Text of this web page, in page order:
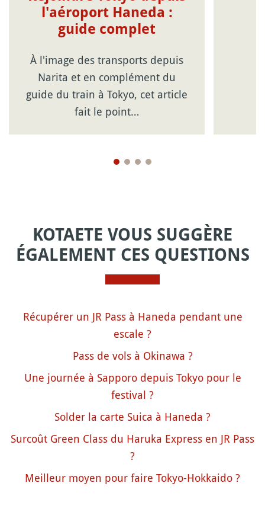
l'aéroport Haneda :
guide complet
À l'image des transports depuis
Narita et en complément du
guide du train à Tokyo, cet article
fait le point…
KOTAETE VOUS SUGGÈRE
ÉGALEMENT CES QUESTIONS
Récupérer un JR Pass à Haneda pendant une
escale ?
Pass de vols à Okinawa ?
Une journée à Sapporo depuis Tokyo pour le
festival ?
Solder la carte Suica à Haneda ?
Surcoût Green Class du Haruka Express en JR Pass
?
Meilleur moyen pour faire Tokyo-Hokkaido ?